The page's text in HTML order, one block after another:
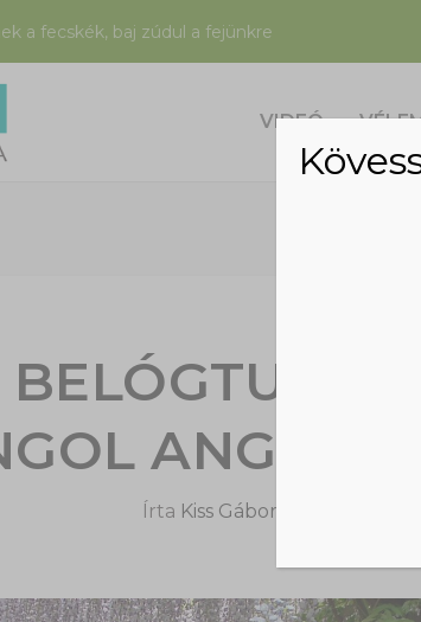
a fecskék, baj zúdul a fejünkre
VIDEÓ
BELÓGTUNK
Írta Kiss Gábor